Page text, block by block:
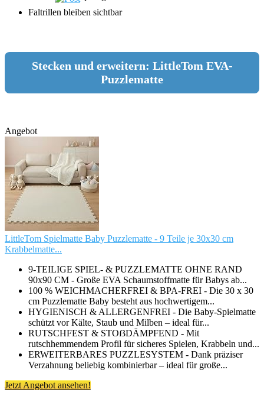
Faltrillen bleiben sichtbar
Stecken und erweitern: LittleTom EVA-
Puzzlematte
Angebot
LittleTom Spielmatte Baby Puzzlematte - 9 Teile je 30x30 cm
Krabbelmatte...
9-TEILIGE SPIEL- & PUZZLEMATTE OHNE RAND
90x90 CM - Große EVA Schaumstoffmatte für Babys ab...
100 % WEICHMACHERFREI & BPA-FREI - Die 30 x 30
cm Puzzlematte Baby besteht aus hochwertigem...
HYGIENISCH & ALLERGENFREI - Die Baby-Spielmatte
schützt vor Kälte, Staub und Milben – ideal für...
RUTSCHFEST & STOẞDÄMPFEND - Mit
rutschhemmendem Profil für sicheres Spielen, Krabbeln und...
ERWEITERBARES PUZZLESYSTEM - Dank präziser
Verzahnung beliebig kombinierbar – ideal für große...
Jetzt Angebot ansehen!